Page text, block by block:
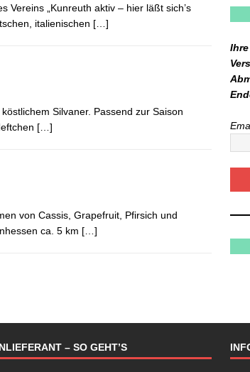
Vereins „Kunreuth aktiv – hier läßt sich’s
italienischen […]
Silvaner. Passend zur Saison
[…]
von Cassis, Grapefruit, Pfirsich und
ca. 5 km […]
– SO GEHT’S